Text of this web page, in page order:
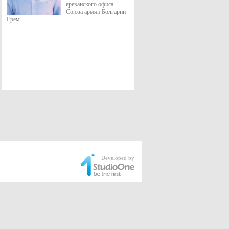
ереванского офиса
Союза армян Болгарии
Ерем...
Developed by